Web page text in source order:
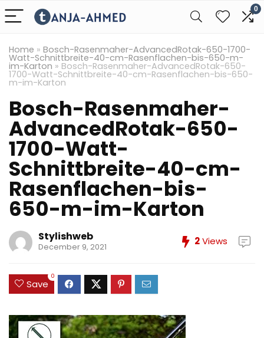
0
Home » Bosch-Rasenmaher-AdvancedRotak-650-1700-
Watt-Schnittbreite-40-cm-Rasenflachen-bis-650-m-
im-Karton » Bosch-Rasenmaher-AdvancedRotak-650-
1700-Watt-Schnittbreite-40-cm-Rasenflachen-bis-650-
m-im-Karton
Bosch-Rasenmaher-
AdvancedRotak-650-
1700-Watt-
Schnittbreite-40-cm-
Rasenflachen-bis-
650-m-im-Karton
Stylishweb
December 9, 2021 2Views
Save
0